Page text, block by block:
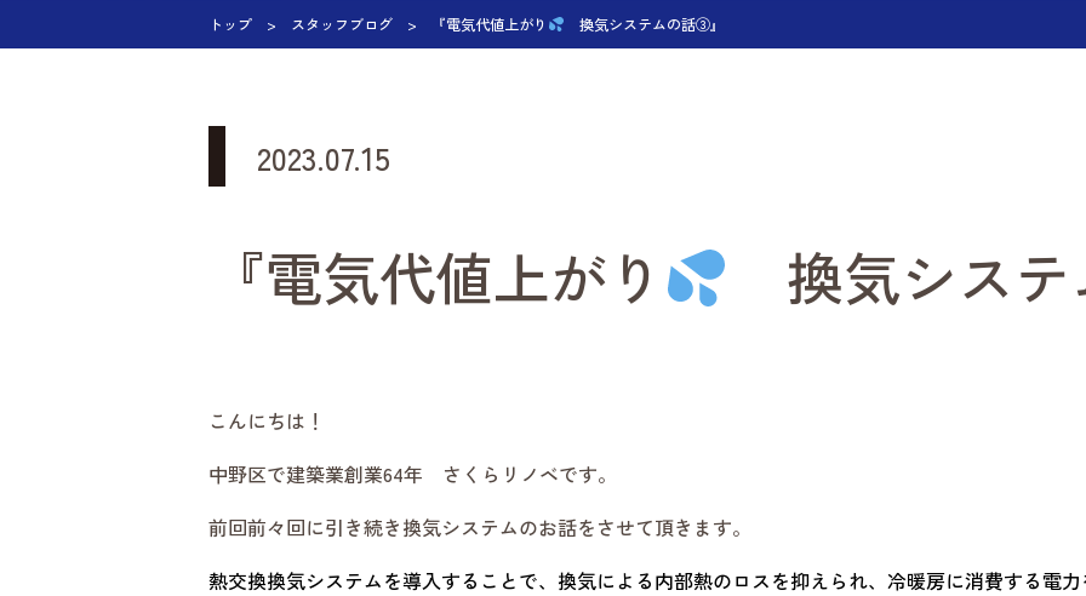
トップ スタッフブログ 『電気代値上がり 換気システムの話③』
2023.07.15
『電気代値上がり 換気シス
こんにちは！
中野区で建築業創業64年 さくらリノベです。
前回前々回に引き続き換気システムのお話をさせて頂きます。
熱交換換気システムを導入することで、換気による内部熱のロスを抑えられ、冷暖房に消費する電